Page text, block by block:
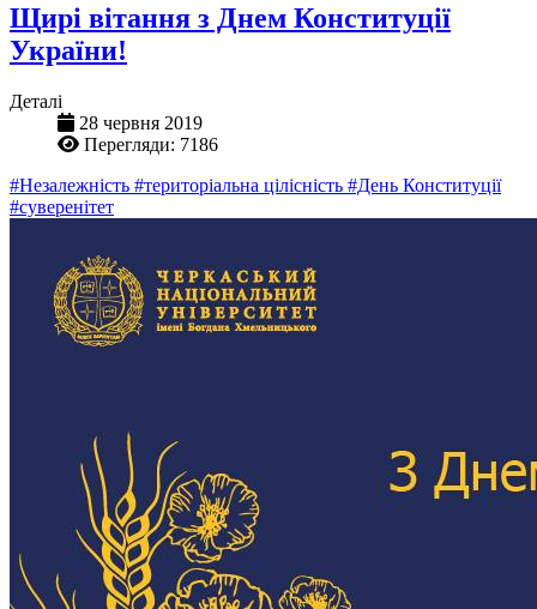
Щирі вітання з Днем Конституції
України!
Деталі
28 червня 2019
Перегляди: 7186
#Незалежність #територіальна цілісність #День Конституції
#суверенітет